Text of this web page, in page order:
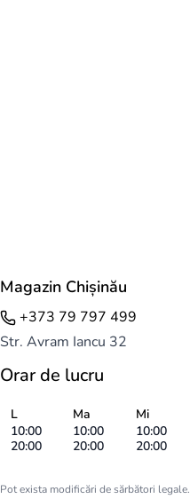
Magazin Chișinău
+373 79 797 499
Str. Avram Iancu 32
Orar de lucru
L
10:00
20:00
Ma
10:00
20:00
Mi
10:00
20:00
Pot exista modificări de sărbători legale.